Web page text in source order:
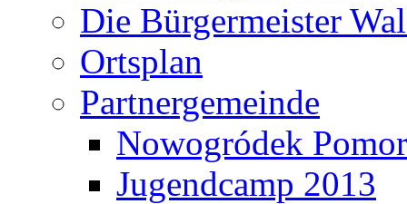
Die Bürgermeister
Ortsplan
Partnergemeinde
Nowogródek
Jugendcamp 2013